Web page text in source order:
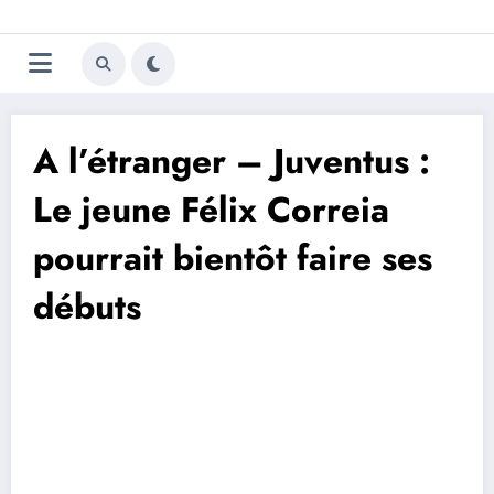
au
contenu
Trivela
L'actualité du football
A l’étranger – Juventus :
Le jeune Félix Correia
pourrait bientôt faire ses
débuts